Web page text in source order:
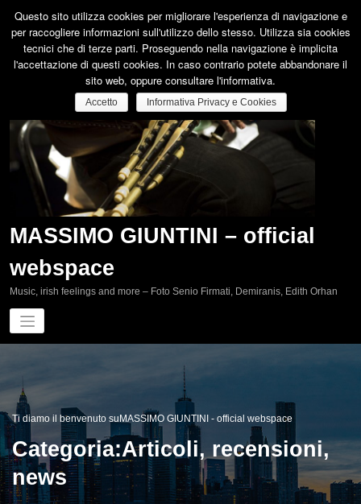
contenuto
MASSIMO GIUNTINI – official
webspace
Music, irish feelings and more – Foto Senio Firmati, Demiranis, Edith Orhan
Ti diamo il benvenuto suMASSIMO GIUNTINI - official webspace
Categoria:Articoli, recensioni,
news
Questo sito utilizza cookies per migliorare l'esperienza di navigazione e
per raccogliere informazioni sull'utilizzo dello stesso. Utilizza sia cookies
tecnici che di terze parti. Proseguendo nella navigazione è implicita
l'accettazione di questi cookies. In caso contrario potete abbandonare il
sito web, oppure consultare l'informativa.
Accetto Informativa Privacy e Cookies